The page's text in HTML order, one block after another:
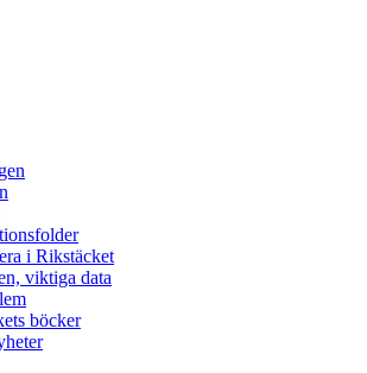
i Rikstäcket
viktiga data
böcker